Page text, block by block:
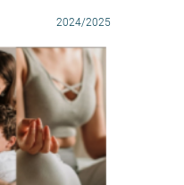
2024/2025